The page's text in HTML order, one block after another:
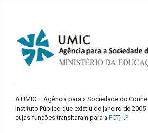
A UMIC – Agência para a Sociedade do
Instituto Público que existiu de janeiro de 2005
cujas funções transitaram para a FCT, I.P.